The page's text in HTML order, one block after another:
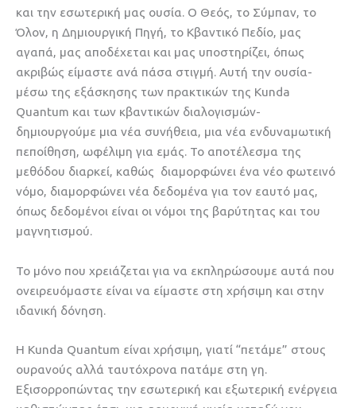
και την εσωτερική μας ουσία. Ο Θεός, το Σύμπαν, το
Όλον, η Δημιουργική Πηγή, το Κβαντικό Πεδίο, μας
αγαπά, μας αποδέχεται και μας υποστηρίζει, όπως
ακριβώς είμαστε ανά πάσα στιγμή. Αυτή την ουσία-
μέσω της εξάσκησης των πρακτικών της Kunda
Quantum και των κβαντικών διαλογισμών-
δημιουργούμε μια νέα συνήθεια, μια νέα ενδυναμωτική
πεποίθηση, ωφέλιμη για εμάς. Το αποτέλεσμα της
μεθόδου διαρκεί, καθώς διαμορφώνει ένα νέο φωτεινό
νόμο, διαμορφώνει νέα δεδομένα για τον εαυτό μας,
όπως δεδομένοι είναι οι νόμοι της βαρύτητας και του
μαγνητισμού.
Το μόνο που χρειάζεται για να εκπληρώσουμε αυτά που
ονειρευόμαστε είναι να είμαστε στη χρήσιμη και στην
ιδανική δόνηση.
Η Kunda Quantum είναι χρήσιμη, γιατί “πετάμε” στους
ουρανούς αλλά ταυτόχρονα πατάμε στη γη.
Εξισορροπώντας την εσωτερική και εξωτερική ενέργεια